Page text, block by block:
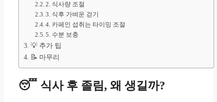
2. 식사량 조절
3. 식후 가벼운 걷기
4. 카페인 섭취는 타이밍 조절
5. 수분 보충
💡 추가 팁
📝 마무리
😴 식사 후 졸림, 왜 생길까?